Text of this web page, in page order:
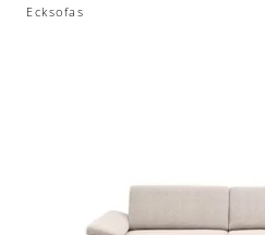
Ecksofas